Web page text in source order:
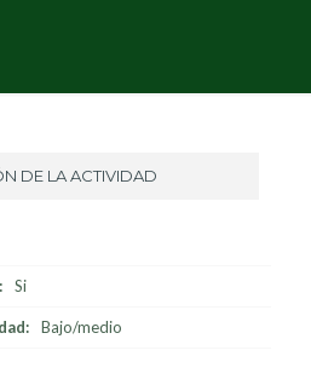
DE LA ACTIVIDAD
Si
Bajo/medio